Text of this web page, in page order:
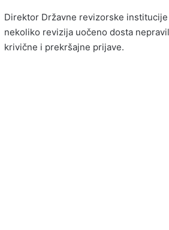
Direktor Državne revizorske
nekoliko revizija uočeno dosta
krivične i prekršajne prijave.